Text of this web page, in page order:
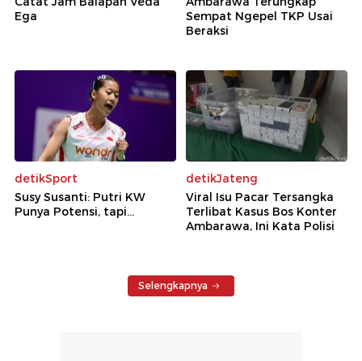
Ega
Sempat Ngepel TKP Usai
Beraksi
detikSport
Susy Susanti: Putri KW
Punya Potensi, tapi...
detikJateng
Viral Isu Pacar Tersangka
Terlibat Kasus Bos Konter
Ambarawa, Ini Kata Polisi
Selengkapnya